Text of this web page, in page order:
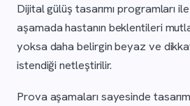
Dijital gülüş tasarımı programları
aşamada hastanın beklentileri
yoksa daha belirgin beyaz ve
istendiği netleştirilir.
Prova aşamaları sayesinde tasarım